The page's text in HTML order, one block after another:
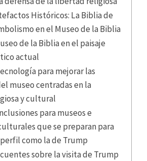
Históricos: La Biblia de
en el Museo de la Biblia
de la Biblia en el paisaje
actual
para mejorar las
museo centradas en la
y cultural
para museos e
que se preparan para
como la de Trump
sobre la visita de Trump